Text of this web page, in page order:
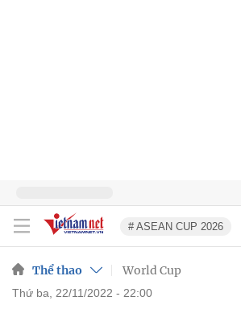
# ASEAN CUP 2026
Thể thao World Cup
thứ ba, 22/11/2022 - 22:00